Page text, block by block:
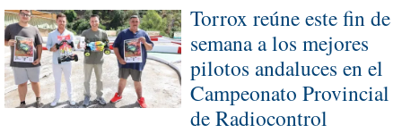
Torrox reúne este fin de
semana a los mejores
pilotos andaluces en el
Campeonato Provincial
de Radiocontrol